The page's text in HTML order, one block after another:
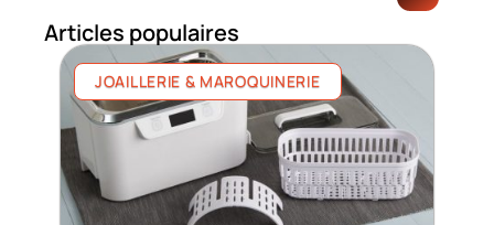
Articles populaires
JOAILLERIE & MAROQUINERIE